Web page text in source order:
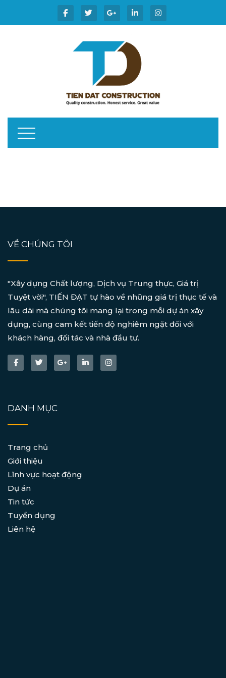
VỀ CHÚNG TÔI
"Xây dựng Chất lượng, Dịch vụ Trung thực, Giá trị
Tuyệt vời", TIẾN ĐẠT tự hào về những giá trị thực tế và
lâu dài mà chúng tôi mang lại trong mỗi dự án xây
dựng, cùng cam kết tiến độ nghiêm ngặt đối với
khách hàng, đối tác và nhà đầu tư.
DANH MỤC
Trang chủ
Giới thiệu
Lĩnh vực hoạt động
Dự án
Tin tức
Tuyển dụng
Liên hệ